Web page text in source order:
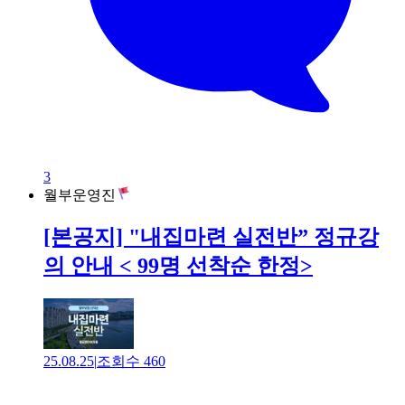
3
월부운영진
[본공지] "내집마련 실전반” 정규강
의 안내 < 99명 선착순 한정>
25.08.25|조회수 460